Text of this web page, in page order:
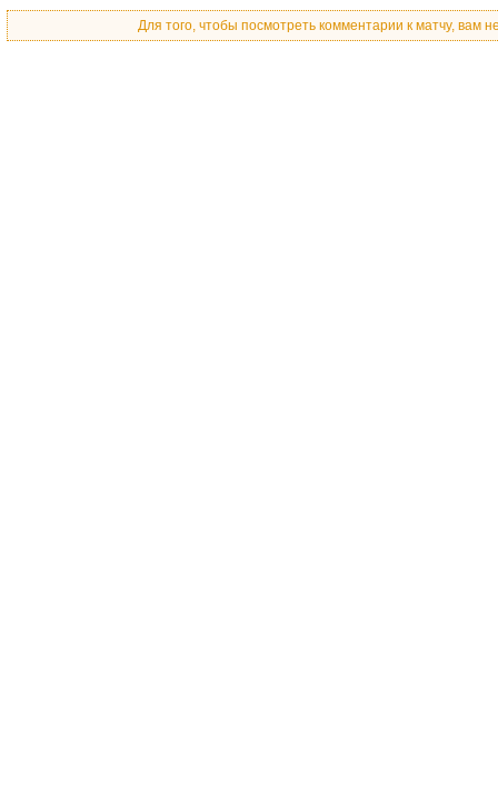
Для того, чтобы посмотреть комментарии к матчу, вам